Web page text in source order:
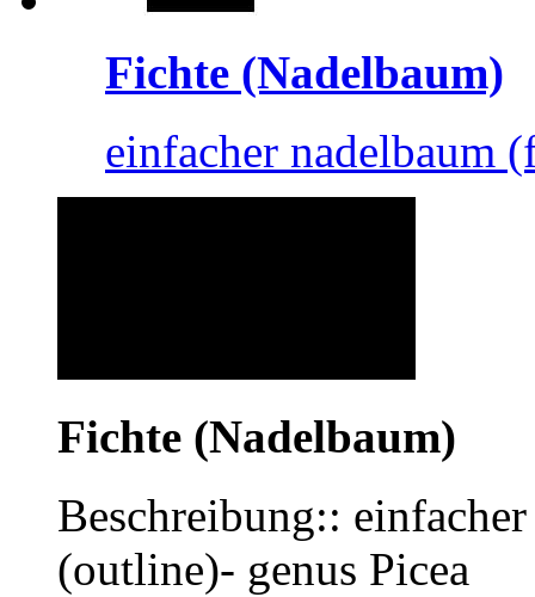
Fichte (Nadelbaum)
einfacher nadelbaum
Fichte (Nadelbaum)
Beschreibung::
(outline)- genus Picea